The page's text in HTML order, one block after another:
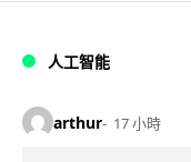
人工智能
arthur 17 小時